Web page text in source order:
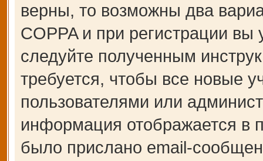
верны, то возможны два
COPPA и при регистрации вы
следуйте полученным
требуется, чтобы все новые
пользователями или
информация отображается в
было прислано email-